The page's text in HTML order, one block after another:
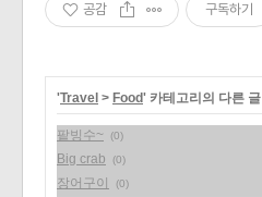
공감 구독하기
'Travel > Food' 카테고리의 다른 글
팥빙수~ (0)
Big crab (0)
장어구이 (0)